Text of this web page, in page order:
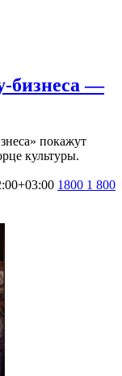
бизнеса —
покажут
культуры.
1800 1 800